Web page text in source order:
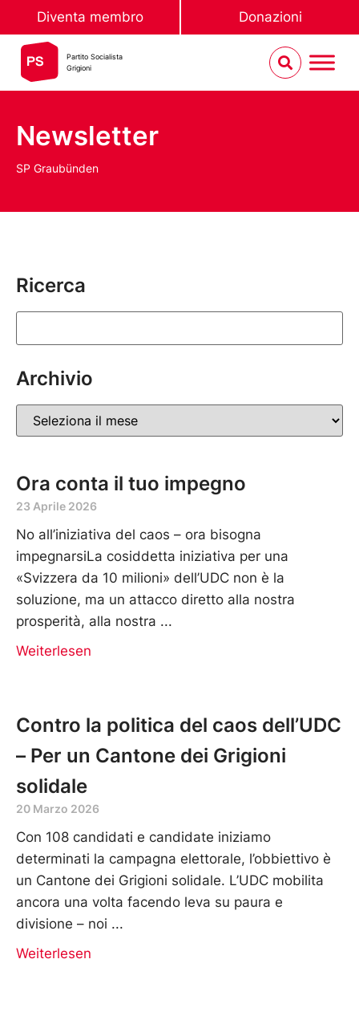
Diventa membro Donazioni
Partito Socialista
Grigioni
Newsletter
SP Graubünden
Ricerca
Archivio
Ora conta il tuo impegno
23 Aprile 2026
No all’iniziativa del caos – ora bisogna
impegnarsiLa cosiddetta iniziativa per una
«Svizzera da 10 milioni» dell’UDC non è la
soluzione, ma un attacco diretto alla nostra
prosperità, alla nostra
Weiterlesen
Contro la politica del caos dell’UDC
– Per un Cantone dei Grigioni
solidale
20 Marzo 2026
Con 108 candidati e candidate iniziamo
determinati la campagna elettorale, l’obbiettivo è
un Cantone dei Grigioni solidale. L’UDC mobilita
ancora una volta facendo leva su paura e
divisione – noi
Weiterlesen